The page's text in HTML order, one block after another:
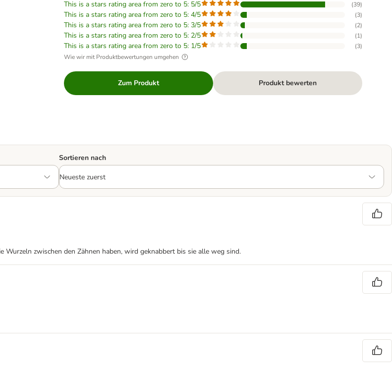
This is a stars rating area from zero to 5: 5/5 (39)
This is a stars rating area from zero to 5: 4/5 (3)
This is a stars rating area from zero to 5: 3/5 (2)
This is a stars rating area from zero to 5: 2/5 (1)
This is a stars rating area from zero to 5: 1/5 (3)
Wie wir mit Produktbewertungen umgehen
Zum Produkt Produkt bewerten
Sortieren nach
zwischen den Zähnen haben, wird geknabbert bis sie alle weg sind.